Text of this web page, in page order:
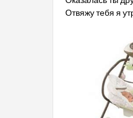
Отвяжу тебя я